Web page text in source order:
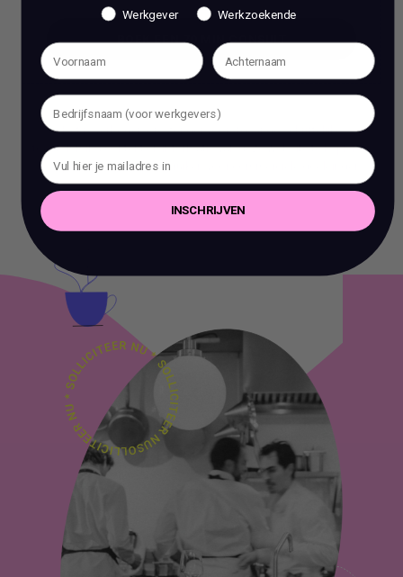
BOEK EEN 70 MIN CONSULT
BOEK EEN 70 MIN CONSULT
Het is verboden om zonder voorafgaande schriftelijke
toestemming content en informatie van deze website te kopiëren,
te reproduceren of te gebruiken voor commerciële doeleinden.
Werkgever Werkzoekende
INSCHRIJVEN